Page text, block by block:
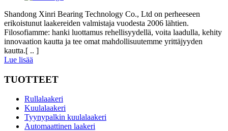
Shandong Xinri Bearing Technology Co., Ltd on perheeseen
erikoistunut laakereiden valmistaja vuodesta 2006 lähtien.
Filosofiamme: hanki luottamus rehellisyydellä, voita laadulla, kehity
innovaation kautta ja tee omat mahdollisuutemme yrittäjyyden
kautta.[ .. ]
Lue lisää
TUOTTEET
Rullalaakeri
Kuulalaakeri
Tyynypalkin kuulalaakeri
Automaattinen laakeri